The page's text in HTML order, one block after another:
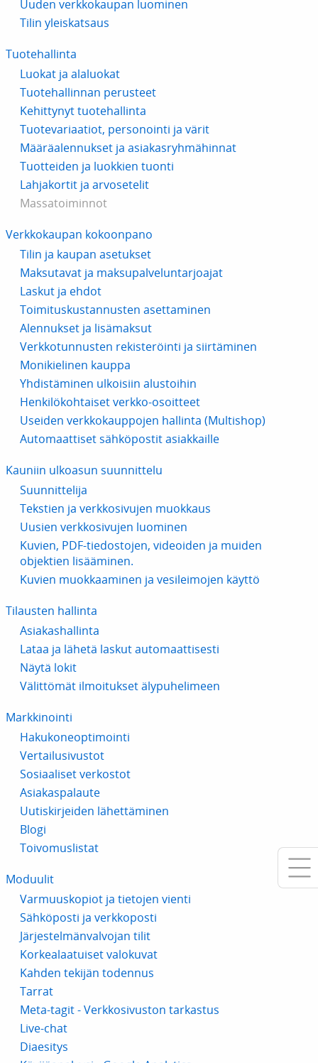
Uuden verkkokaupan luominen
Tilin yleiskatsaus
Tuotehallinta
Luokat ja alaluokat
Tuotehallinnan perusteet
Kehittynyt tuotehallinta
Tuotevariaatiot, personointi ja värit
Määräalennukset ja asiakasryhmähinnat
Tuotteiden ja luokkien tuonti
Lahjakortit ja arvosetelit
Massatoiminnot
Verkkokaupan kokoonpano
Tilin ja kaupan asetukset
Maksutavat ja maksupalveluntarjoajat
Laskut ja ehdot
Toimituskustannusten asettaminen
Alennukset ja lisämaksut
Verkkotunnusten rekisteröinti ja siirtäminen
Monikielinen kauppa
Yhdistäminen ulkoisiin alustoihin
Henkilökohtaiset verkko-osoitteet
Useiden verkkokauppojen hallinta (Multishop)
Automaattiset sähköpostit asiakkaille
Kauniin ulkoasun suunnittelu
Suunnittelija
Tekstien ja verkkosivujen muokkaus
Uusien verkkosivujen luominen
Kuvien, PDF-tiedostojen, videoiden ja muiden
objektien lisääminen.
Kuvien muokkaaminen ja vesileimojen käyttö
Tilausten hallinta
Asiakashallinta
Lataa ja lähetä laskut automaattisesti
Näytä lokit
Välittömät ilmoitukset älypuhelimeen
Markkinointi
Hakukoneoptimointi
Vertailusivustot
Sosiaaliset verkostot
Asiakaspalaute
Uutiskirjeiden lähettäminen
Blogi
Toivomuslistat
Moduulit
Varmuuskopiot ja tietojen vienti
Sähköposti ja verkkoposti
Järjestelmänvalvojan tilit
Korkealaatuiset valokuvat
Kahden tekijän todennus
Tarrat
Meta-tagit - Verkkosivuston tarkastus
Live-chat
Diaesitys